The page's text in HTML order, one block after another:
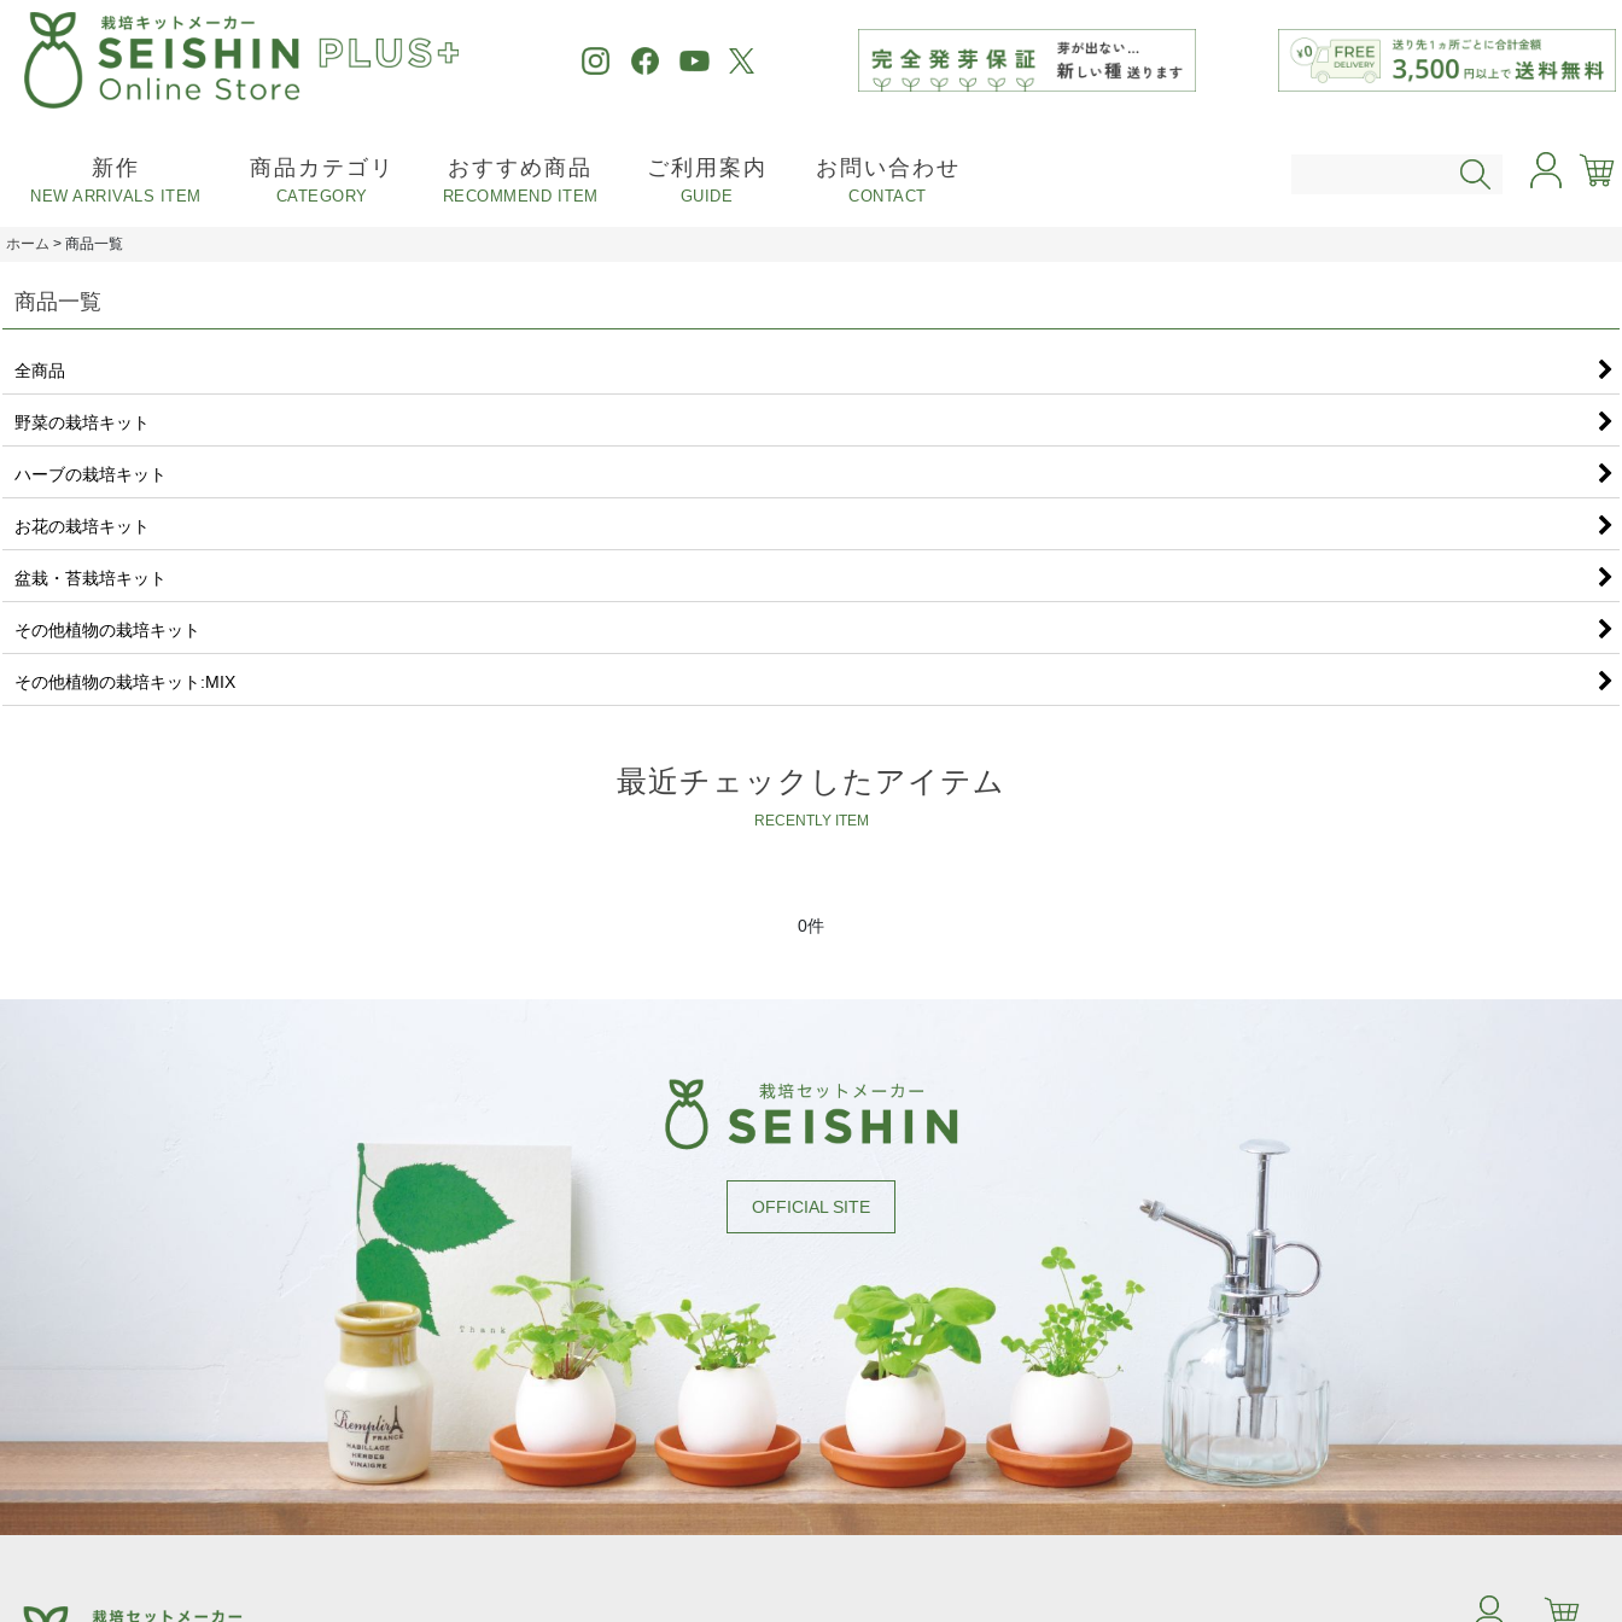
新作 商品カテゴリ おすすめ商品 ご利用案内 お問い合わせ
ホーム > 商品一覧
商品一覧
全商品
野菜の栽培キット
ハーブの栽培キット
お花の栽培キット
盆栽・苔栽培キット
その他植物の栽培キット
その他植物の栽培キット:MIX
最近チェックしたアイテム
0件
OFFICIAL SITE